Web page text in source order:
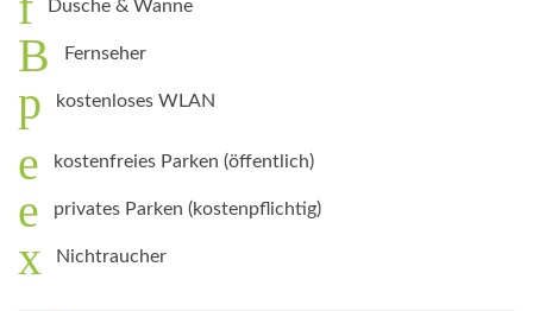
Dusche & Wanne
Fernseher
kostenloses WLAN
kostenfreies Parken (öffentlich)
privates Parken (kostenpflichtig)
Nichtraucher